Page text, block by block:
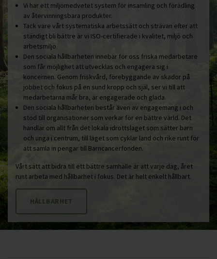
Vi har ett miljömedvetet system för insamling och förädling
av återvinningsbara produkter.
Tack vare vårt systematiska arbetssätt och strävan efter att
ständigt bli bättre är vi ISO-certifierade i kvalitet, miljö och
arbetsmiljö.
Den sociala hållbarheten innebär för oss friska medarbetare
som får möjlighet att utvecklas och engagera sig i
koncernen. Genom friskvård, förebyggande av skador på
jobbet och fokus på en sund kropp och själ, ser vi till att
medarbetarna mår bra, är engagerade och glada.
Den sociala hållbarheten består även av engagemang i och
stöd till organisationer som verkar för en bättre värld. Det
handlar om allt från det lokala idrottslaget som sätter barn
och unga i centrum, till laget som cyklar land och rike runt för
att samla in pengar till Barncancerfonden.
Vårt sätt att bidra till ett bättre samhälle är att varje dag, året
runt arbeta med hållbarhet i fokus. Det är helt enkelt hållbart.
HÅLLBARHET